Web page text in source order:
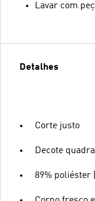
Lavar com
Detalhes
Corte justo
Decote
89% poliéster